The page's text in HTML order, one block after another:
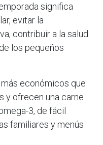
significa
evitar la
contribuir a la salud
los pequeños
económicos que
y ofrecen una carne
3, de fácil
familiares y menús